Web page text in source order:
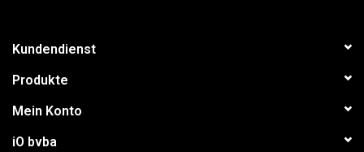
Kundendienst
Produkte
Mein Konto
iO bvba